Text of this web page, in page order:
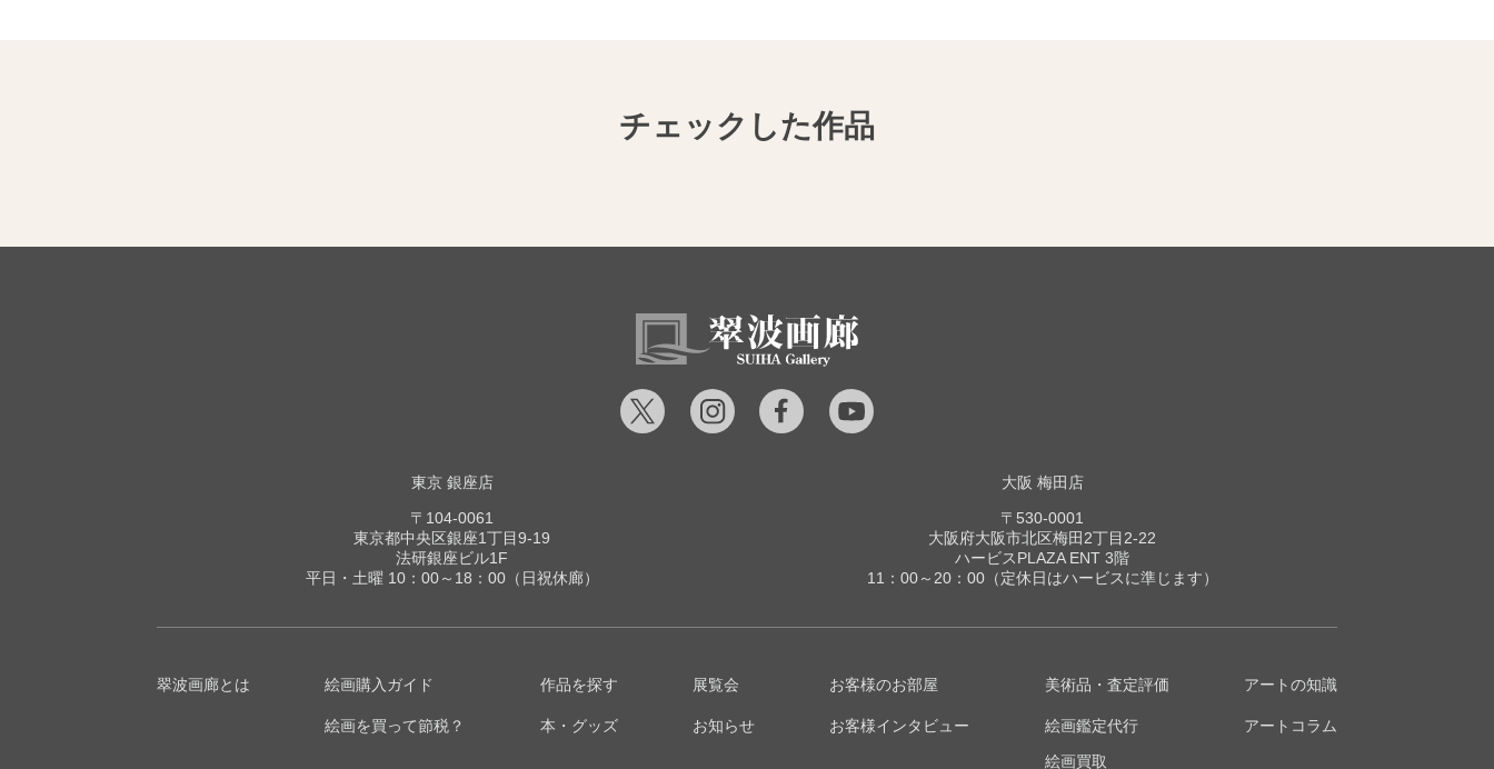
チェックした作品
東京 銀座店
〒104-0061
東京都中央区銀座1丁目9-19
法研銀座ビル1F
平日・土曜 10：00～18：00（日祝休廊）
大阪 梅田店
〒530-0001
大阪府大阪市北区梅田2丁目2-22
ハービスPLAZA ENT 3階
11：00～20：00（定休日はハービスに準じます）
翠波画廊とは 絵画購入ガイド
絵画を買って節税？
作品を探す
本・グッズ
展覧会
お知らせ
お客様のお部屋
お客様インタビュー
美術品・査定評価
絵画鑑定代行
絵画買取
アートの知識
アートコラム